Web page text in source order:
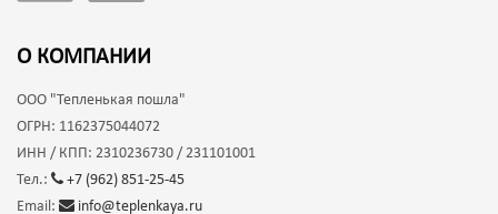
О КОМПАНИИ
ООО "Тепленькая пошла"
ОГРН: 1162375044072
ИНН / КПП: 2310236730 / 231101001
Тел.:
+7 (962) 851-25-45
Email:
info@teplenkaya.ru